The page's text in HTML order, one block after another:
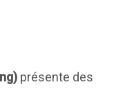
présente des